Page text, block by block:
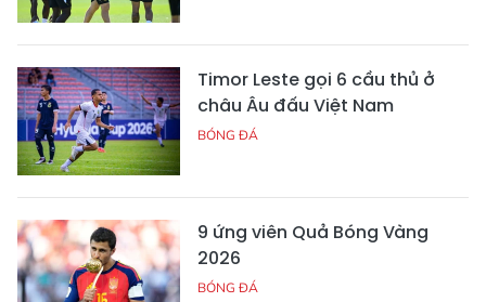
Timor Leste gọi 6 cầu thủ ở
châu Âu đấu Việt Nam
BÓNG ĐÁ
9 ứng viên Quả Bóng Vàng
2026
BÓNG ĐÁ